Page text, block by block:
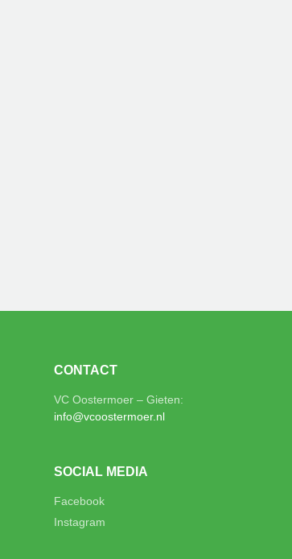
CONTACT
VC Oostermoer – Gieten:
info@vcoostermoer.nl
SOCIAL MEDIA
Facebook
Instagram